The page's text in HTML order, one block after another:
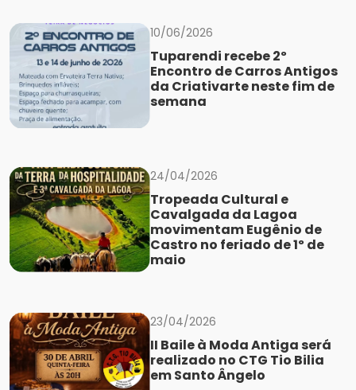
10/06/2026
Tuparendi recebe 2º
Encontro de Carros Antigos
da Criativarte neste fim de
semana
24/04/2026
Tropeada Cultural e
Cavalgada da Lagoa
movimentam Eugênio de
Castro no feriado de 1º de
maio
23/04/2026
II Baile à Moda Antiga será
realizado no CTG Tio Bilia
em Santo Ângelo